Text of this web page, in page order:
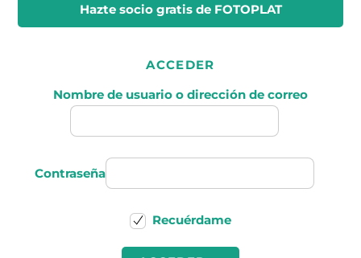
Hazte socio gratisde FOTOPLAT
ACCEDER
Nombre de usuario o dirección de correo
Contraseña
Recuérdame